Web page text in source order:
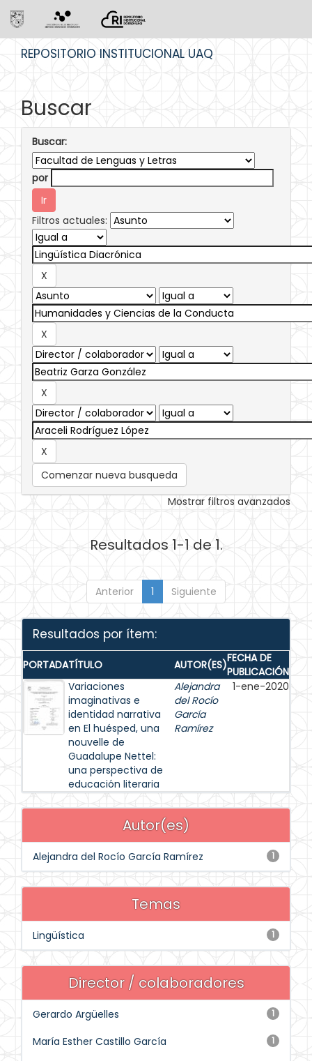
REPOSITORIO INSTITUCIONAL UAQ
Buscar
Buscar:
por
Filtros actuales:
Comenzar nueva busqueda
Mostrar filtros avanzados
Resultados 1-1 de 1.
Anterior 1 Siguiente
Resultados por ítem:
PORTADATÍTULO AUTOR(ES)FECHA DE
PUBLICACIÓN
Variaciones
imaginativas e
identidad narrativa
en El huésped, una
nouvelle de
Guadalupe Nettel:
una perspectiva de
educación literaria
Alejandra
del Rocío
García
Ramírez
1-ene-2020
Autor(es)
1
Alejandra del Rocío García Ramírez
Temas
1
Lingüística
Director / colaboradores
1
Gerardo Argüelles
1
María Esther Castillo García